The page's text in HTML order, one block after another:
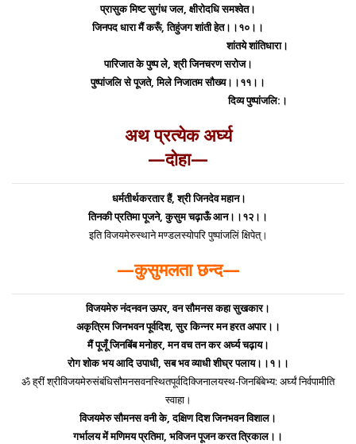
प्रासुक मिष्ट सुगंध जल, क्षीरोदधि समश्वेत।
जिनपद धारा मैं करूँ, तिहुंजग शांती हेत।।१०।।
शांतये शांतिधारा।
पारिजात के पुष्प ले, श्री जिनचरण सरोज।
पुष्पांजलि से पूजते, मिले निजातम सौख्य।।११।।
दिव्य पुष्पांजलि:।
अथ प्रत्येक अर्घ्य
—दोहा—
धर्मतीर्थकरतार हैं, श्री जिनदेव महान।
तिनकी प्रतिमा पूजने, कुसुम चढ़ाऊँ आन।।१२।।
इति विजयमेरुस्थाने मण्डलस्योपरि पुष्पांजलिं क्षिपेत्।
—कुसुमलता छन्द—
विजयमेरु नंदनवन ऊपर, वन सौमनस कहा सुखकार।
अकृत्रिम जिनभवन पूर्वदिश, सुर किन्नर मन हरत अपार।।
मैं पूजूँ जिनबिंब मनोहर, मन वच तन कर अर्घ्य चढ़ाय।
रोग शोक भय आदि उपाधी, सब भव व्याधी शीघ्र पलाय।।१।।
ॐ ह्रीं श्रीविजयमेरुसंबंधिसौमनसवनस्थितपूर्वदिक्जिनालयस्थ-जिनबिंबेभ्य: अर्घ्यं निर्वपामीति
स्वाहा।
विजयमेरु सौमनस वनी के, दक्षिण दिश जिनभवन विशाल।
गर्भालय में मणिमय प्रतिमा, भविजन पूजन करत त्रिकाल।।